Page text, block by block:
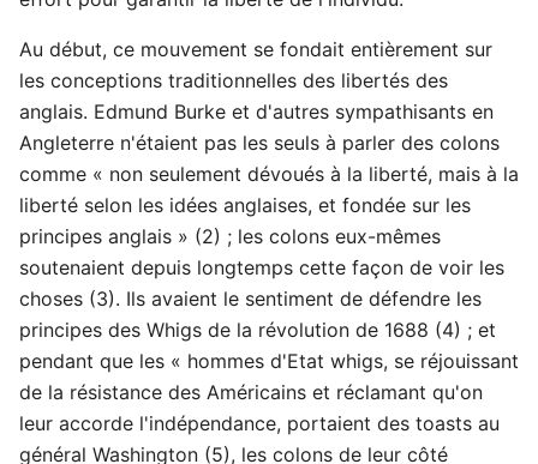
Au début, ce mouvement se fondait entièrement sur
les conceptions traditionnelles des libertés des
anglais. Edmund Burke et d'autres sympathisants en
Angleterre n'étaient pas les seuls à parler des colons
comme « non seulement dévoués à la liberté, mais à la
liberté selon les idées anglaises, et fondée sur les
principes anglais » (2) ; les colons eux-mêmes
soutenaient depuis longtemps cette façon de voir les
choses (3). Ils avaient le sentiment de défendre les
principes des Whigs de la révolution de 1688 (4) ; et
pendant que les « hommes d'Etat whigs, se réjouissant
de la résistance des Américains et réclamant qu'on
leur accorde l'indépendance, portaient des toasts au
général Washington (5), les colons de leur côté